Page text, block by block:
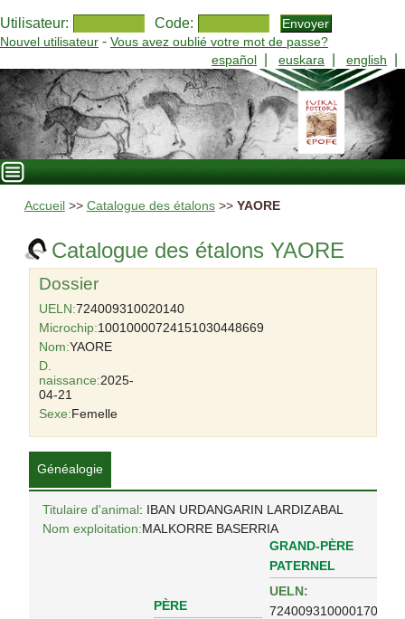
Utilisateur: Code:
Nouvel utilisateur - Vous avez oublié votre mot de passe?
español
euskara english
Accueil >> Catalogue des étalons>> YAORE
Catalogue des étalons YAORE
Dossier
UELN:724009310020140
Microchip:10010000724151030448669
Nom:YAORE
D.
naissance:2025-
04-21
Sexe:Femelle
Généalogie
Titulaire d'animal: IBAN URDANGARIN LARDIZABAL
Nom exploitation:MALKORRE BASERRIA
PÈRE
GRAND-PÈRE
PATERNEL
UELN:
724009310000170